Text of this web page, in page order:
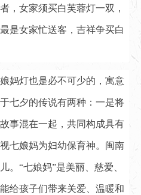
，女家须买白芙蓉灯一双，
是女家忙送客，吉祥争买白
妈灯也是必不可少的，寓意
七夕的传说有两种：一是将
事混在一起，共同构成具有
七娘妈为妇幼保育神。闽南
。“七娘妈”是美丽、慈爱、
给孩子们带来关爱、温暖和